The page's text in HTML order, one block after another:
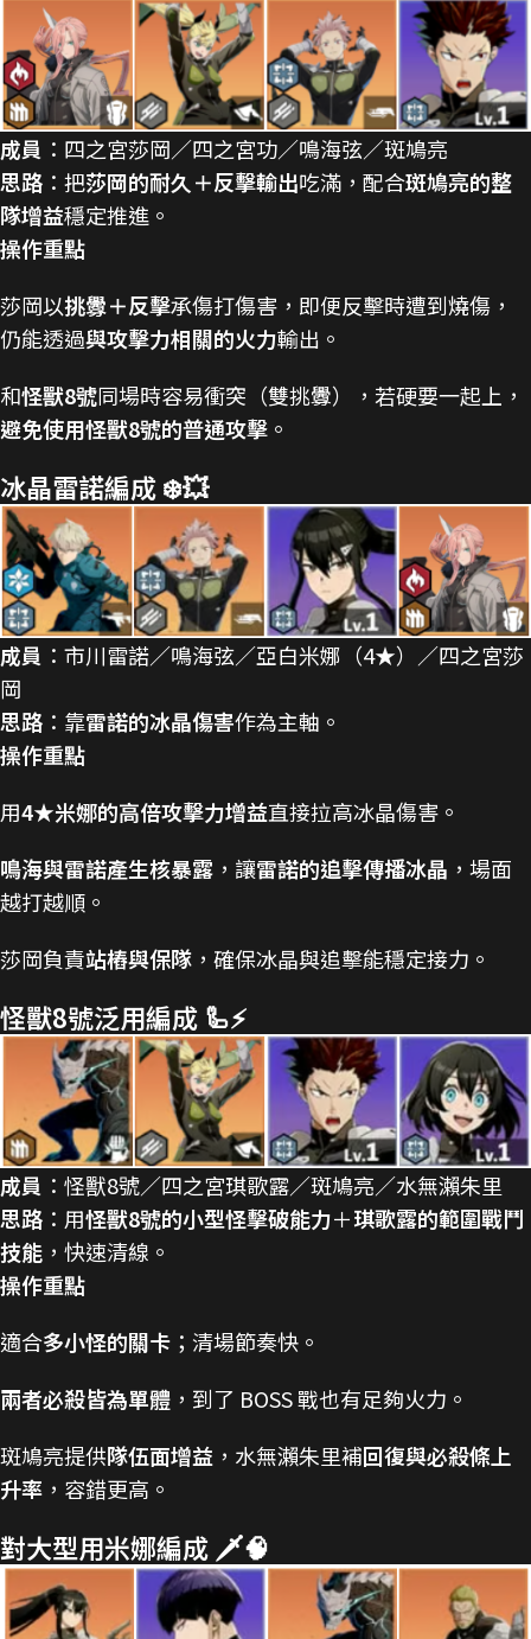
成員 ：四之宮莎岡／四之宮功／鳴海弦／斑鳩亮
思路 ：把莎岡的耐久＋反擊輸出吃滿，配合斑鳩亮的整
隊增益穩定推進。
操作重點
莎岡以挑釁＋反擊承傷打傷害，即便反擊時遭到燒傷，
仍能透過與攻擊力相關的火力輸出。
和怪獸8號同場時容易衝突（雙挑釁），若硬要一起上，
避免使用怪獸8號的普通攻擊 。
冰晶雷諾編成 ❄️💥
成員 ：市川雷諾／鳴海弦／亞白米娜（4★）／四之宮莎
岡
思路 ：靠雷諾的冰晶傷害作為主軸。
操作重點
用4★米娜的高倍攻擊力增益直接拉高冰晶傷害。
鳴海與雷諾產生核暴露 ，讓雷諾的追擊傳播冰晶 ，場面
越打越順。
莎岡負責站樁與保隊 ，確保冰晶與追擊能穩定接力。
怪獸8號泛用編成 🦾⚡
成員 ：怪獸8號／四之宮琪歌露／斑鳩亮／水無瀨朱里
思路 ：用怪獸8號的小型怪擊破能力＋琪歌露的範圍戰鬥
技能 ，快速清線。
操作重點
適合多小怪的關卡 ；清場節奏快。
兩者必殺皆為單體 ，到了 BOSS 戰也有足夠火力。
斑鳩亮提供隊伍面增益 ，水無瀨朱里補回復與必殺條上
升率 ，容錯更高。
對大型用米娜編成 🗡️🧠